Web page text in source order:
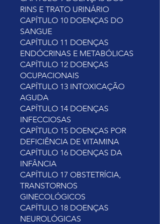
RINS E TRATO URINÁRIO
CAPÍTULO 10 DOENÇAS DO
SANGUE
CAPÍTULO 11 DOENÇAS
ENDÓCRINAS E METABÓLICAS
CAPÍTULO 12 DOENÇAS
OCUPACIONAIS
CAPÍTULO 13 INTOXICAÇÃO
AGUDA
CAPÍTULO 14 DOENÇAS
INFECCIOSAS
CAPÍTULO 15 DOENÇAS POR
DEFICIÊNCIA DE VITAMINA
CAPÍTULO 16 DOENÇAS DA
INFÂNCIA
CAPÍTULO 17 OBSTETRÍCIA,
TRANSTORNOS
GINECOLÓGICOS
CAPÍTULO 18 DOENÇAS
NEUROLÓGICAS